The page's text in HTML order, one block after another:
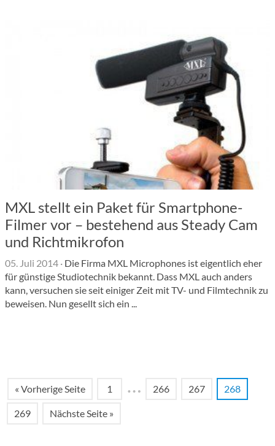
MXL stellt ein Paket für Smartphone-
Filmer vor – bestehend aus Steady Cam
und Richtmikrofon
05. Juli 2014 · Die Firma MXL Microphones ist eigentlich eher
für günstige Studiotechnik bekannt. Dass MXL auch anders
kann, versuchen sie seit einiger Zeit mit TV- und Filmtechnik zu
beweisen. Nun gesellt sich ein ...
« Vorherige Seite 1 … 266 267 268
269 Nächste Seite »